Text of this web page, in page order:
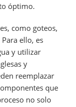
óptimo.
como goteos,
ello, es
y utilizar
y
reemplazar
que
no solo